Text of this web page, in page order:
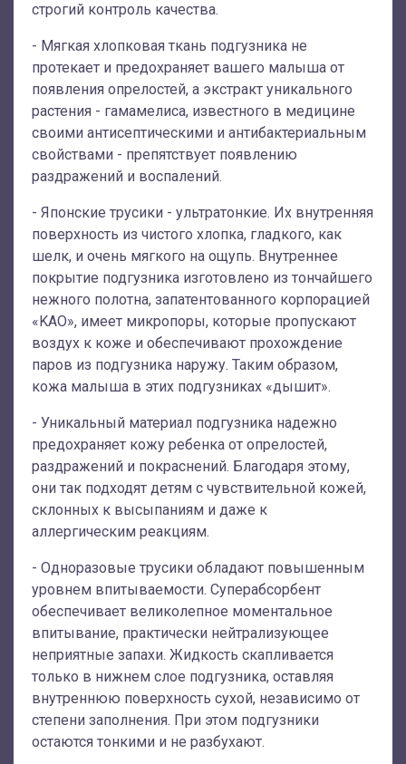
строгий контроль качества.
- Мягкая хлопковая ткань подгузника не
протекает и предохраняет вашего малыша от
появления опрелостей, а экстракт уникального
растения - гамамелиса, известного в медицине
своими антисептическими и антибактериальным
свойствами - препятствует появлению
раздражений и воспалений.
- Японские трусики - ультратонкие. Их внутренняя
поверхность из чистого хлопка, гладкого, как
шелк, и очень мягкого на ощупь. Внутреннее
покрытие подгузника изготовлено из тончайшего
нежного полотна, запатентованного корпорацией
«KAO», имеет микропоры, которые пропускают
воздух к коже и обеспечивают прохождение
паров из подгузника наружу. Таким образом,
кожа малыша в этих подгузниках «дышит».
- Уникальный материал подгузника надежно
предохраняет кожу ребенка от опрелостей,
раздражений и покраснений. Благодаря этому,
они так подходят детям с чувствительной кожей,
склонных к высыпаниям и даже к
аллергическим реакциям.
- Одноразовые трусики обладают повышенным
уровнем впитываемости. Суперабсорбент
обеспечивает великолепное моментальное
впитывание, практически нейтрализующее
неприятные запахи. Жидкость скапливается
только в нижнем слое подгузника, оставляя
внутреннюю поверхность сухой, независимо от
степени заполнения. При этом подгузники
остаются тонкими и не разбухают.